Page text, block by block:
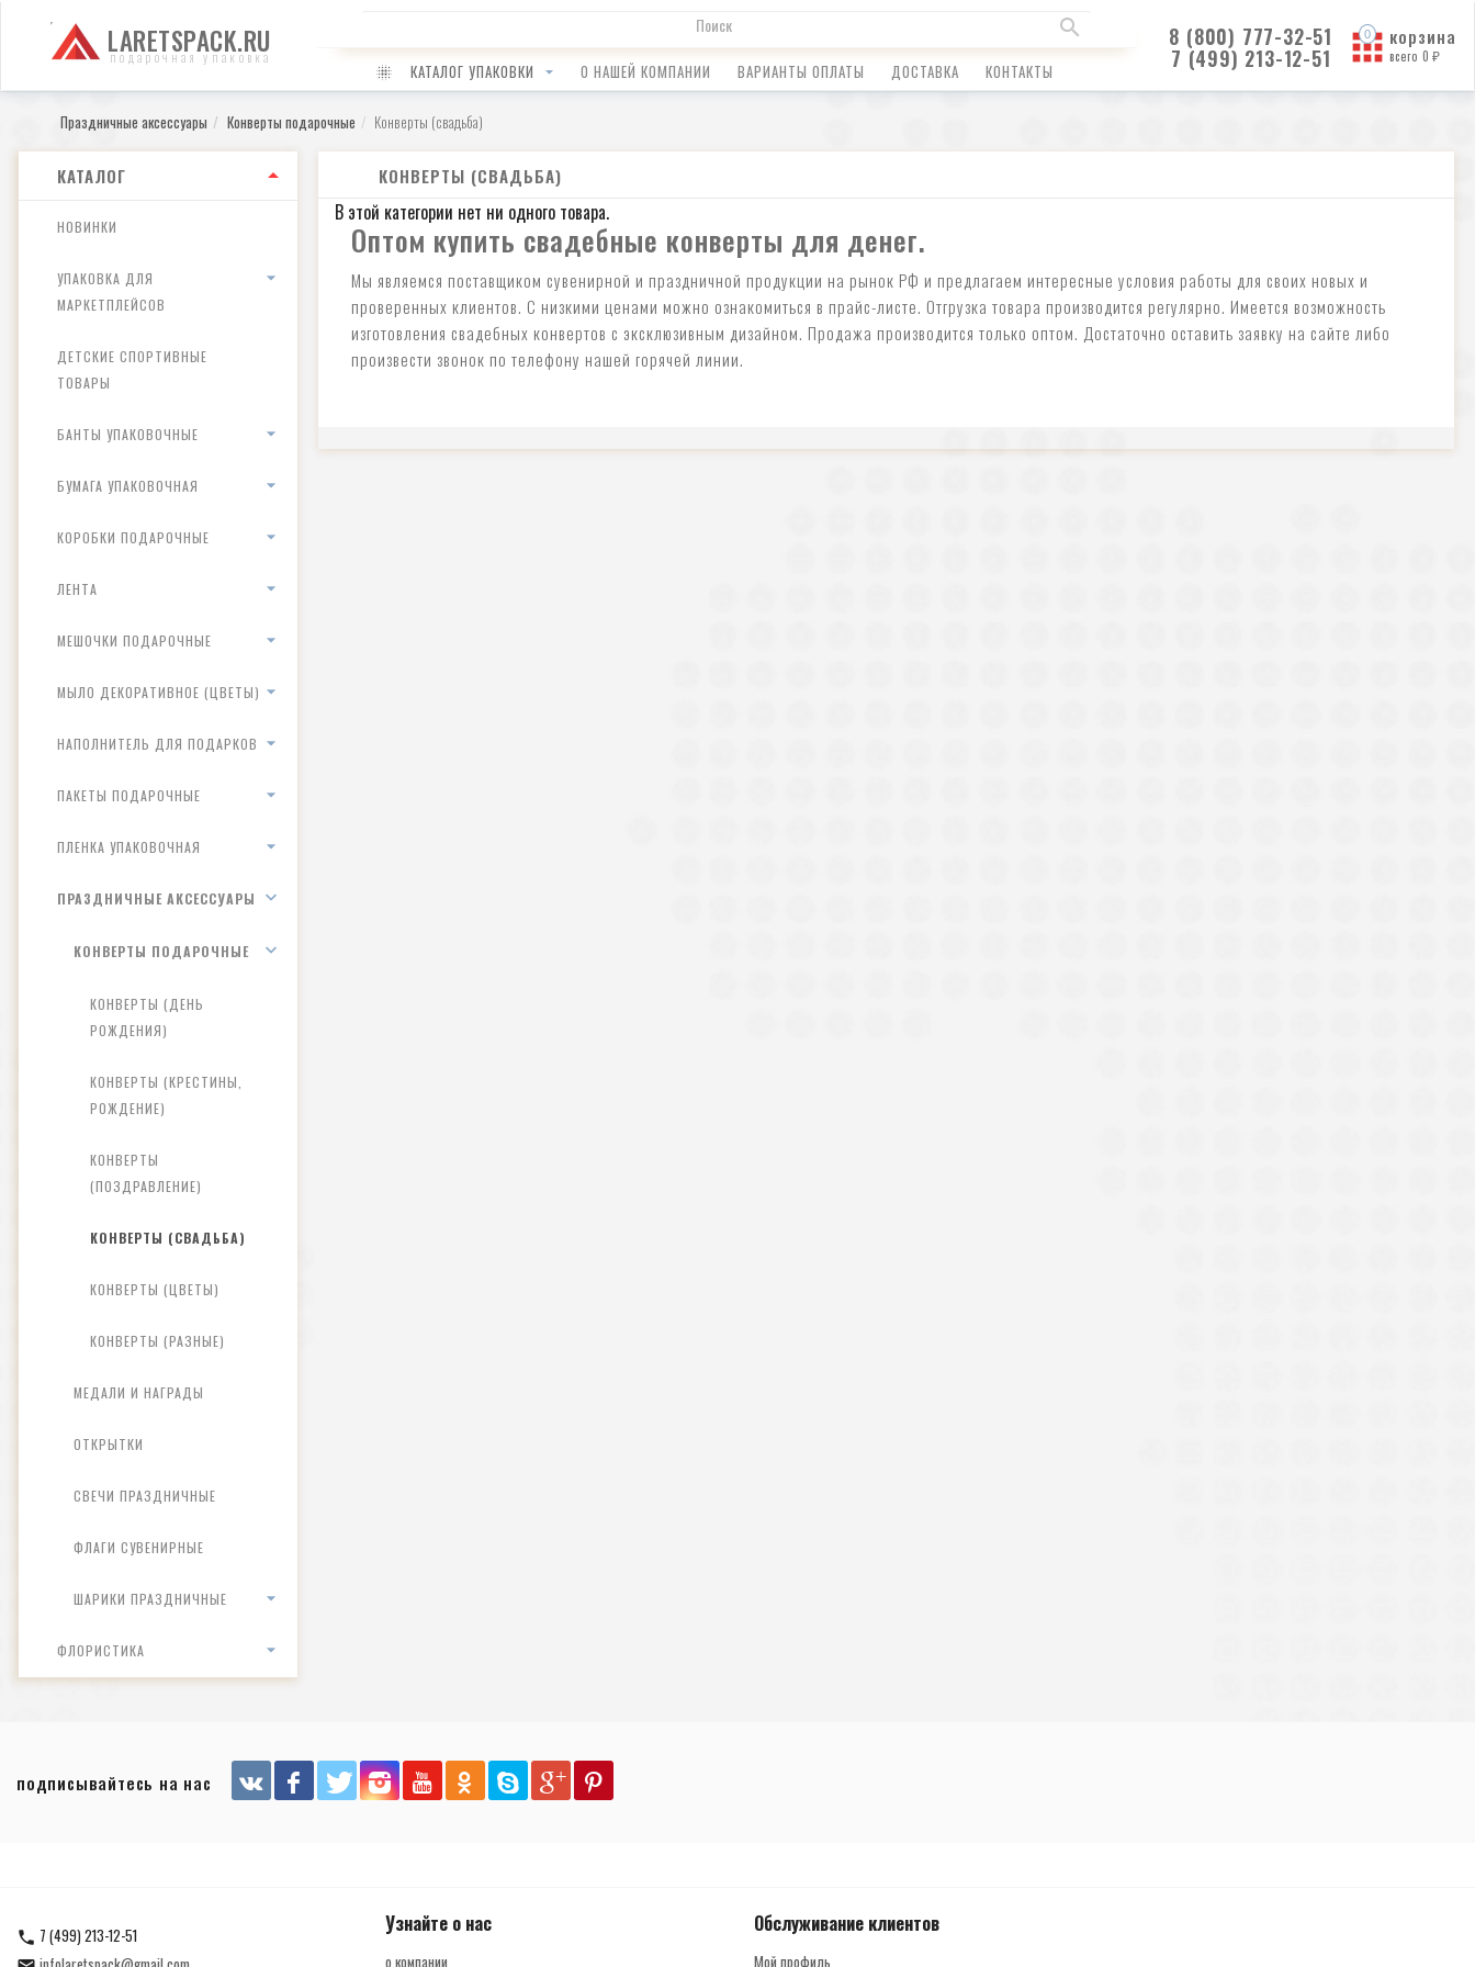
LARETSPACK.RU
подарочная упаковка
КАТАЛОГ УПАКОВКИ О НАШЕЙ КОМПАНИИ ВАРИАНТЫ ОПЛАТЫ ДОСТАВКА КОНТАКТЫ
8 (800) 777-32-51
7 (499) 213-12-51
корзина
всего 0₽
Праздничные аксессуары Конверты подарочные Конверты (свадьба)
КАТАЛОГ
НОВИНКИ
УПАКОВКА ДЛЯ
МАРКЕТПЛЕЙСОВ
ДЕТСКИЕ СПОРТИВНЫЕ
ТОВАРЫ
БАНТЫ УПАКОВОЧНЫЕ
БУМАГА УПАКОВОЧНАЯ
КОРОБКИ ПОДАРОЧНЫЕ
ЛЕНТА
МЕШОЧКИ ПОДАРОЧНЫЕ
МЫЛО ДЕКОРАТИВНОЕ (ЦВЕТЫ)
НАПОЛНИТЕЛЬ ДЛЯ ПОДАРКОВ
ПАКЕТЫ ПОДАРОЧНЫЕ
ПЛЕНКА УПАКОВОЧНАЯ
ПРАЗДНИЧНЫЕ АКСЕССУАРЫ
КОНВЕРТЫ ПОДАРОЧНЫЕ
КОНВЕРТЫ (ДЕНЬ
РОЖДЕНИЯ)
КОНВЕРТЫ (КРЕСТИНЫ,
РОЖДЕНИЕ)
КОНВЕРТЫ
(ПОЗДРАВЛЕНИЕ)
КОНВЕРТЫ (СВАДЬБА)
КОНВЕРТЫ (ЦВЕТЫ)
КОНВЕРТЫ (РАЗНЫЕ)
МЕДАЛИ И НАГРАДЫ
ОТКРЫТКИ
СВЕЧИ ПРАЗДНИЧНЫЕ
ФЛАГИ СУВЕНИРНЫЕ
ШАРИКИ ПРАЗДНИЧНЫЕ
ФЛОРИСТИКА
КОНВЕРТЫ (СВАДЬБА)
В этой категории нет ни одного товара.
Оптом купить свадебные конверты для денег.
Мы являемся поставщиком сувенирной и праздничной продукции на рынок РФ и предлагаем интересные условия работы для своих новых и
проверенных клиентов. С низкими ценами можно ознакомиться в прайс-листе. Отгрузка товара производится регулярно. Имеется возможность
изготовления свадебных конвертов с эксклюзивным дизайном. Продажа производится только оптом. Достаточно оставить заявку на сайте либо
произвести звонок по телефону нашей горячей линии.
подписывайтесь на нас
7 (499) 213-12-51
Узнайте о нас
о компании
Обслуживание клиентов
Мой профиль